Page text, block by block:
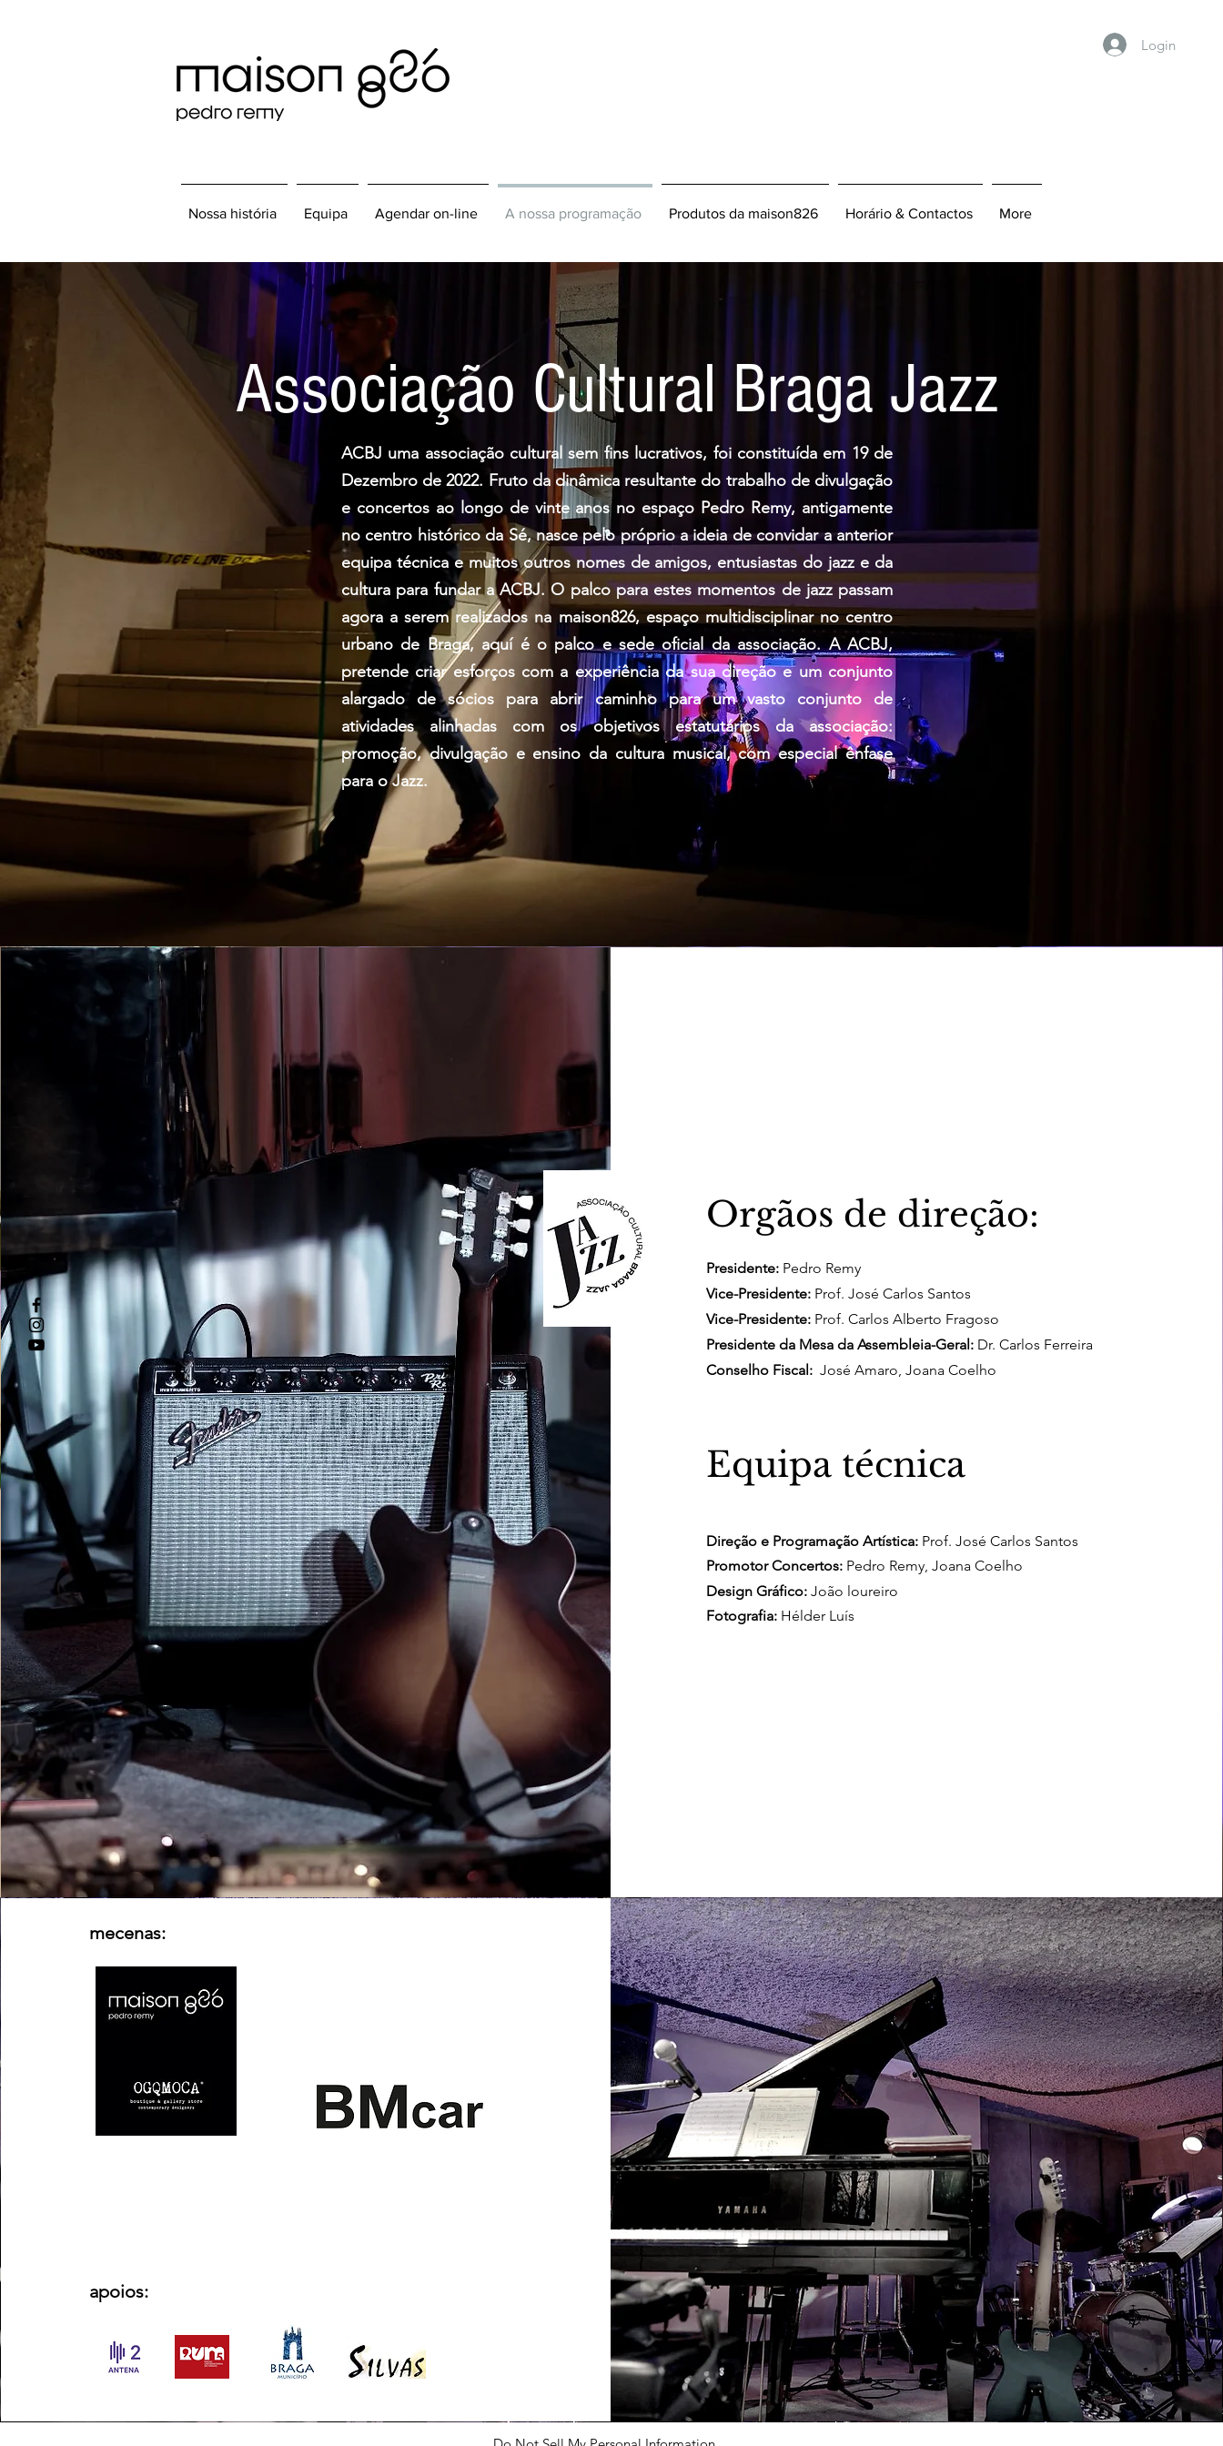
Login
Nossa história Equipa Agendar on-line A nossa programação Produtos da maison826 Horário & Contactos More
Associação Cultural Braga Jazz
ACBJ uma associação cultural sem fins lucrativos, foi constituída em 19 de
Dezembro de 2022. Fruto da dinâmica resultante do trabalho de divulgação
e concertos ao longo de vinte anos no espaço Pedro Remy, antigamente
no centro histórico da Sé, nasce pelo próprio a ideia de convidar a anterior
equipa técnica e muitos outros nomes de amigos, entusiastas do jazz e da
cultura para fundar a ACBJ. O palco para estes momentos de jazz passam
agora a serem realizados na maison826, espaço multidisciplinar no centro
urbano de Braga, aquí é o palco e sede oficial da associação. A ACBJ,
pretende criar esforços com a experiência da sua direção e um conjunto
alargado de sócios para abrir caminho para um vasto conjunto de
atividades alinhadas com os objetivos estatutários da associação:
promoção, divulgação e ensino da cultura musical, com especial ênfase
para o Jazz.
Orgãos de direção:
Presidente:Pedro Remy
Vice-Presidente:Prof. José Carlos Santos
Vice-Presidente:Prof. Carlos Alberto Fragoso
Presidente da Mesa da Assembleia-Geral:Dr. Carlos Ferreira
Conselho Fiscal:José Amaro, Joana Coelho
Equipa técnica
Direção e Programação Artística: Prof. José Carlos Santos
Promotor Concertos:Pedro Remy, Joana Coelho
Design Gráfico:João loureiro
Fotografia: Hélder Luís
mecenas:
apoios: